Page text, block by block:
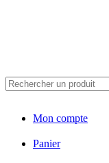
Mon compte
Panier